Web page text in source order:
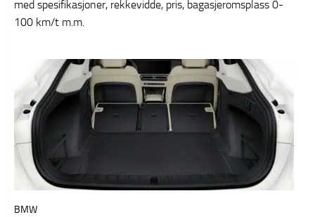
med spesifikasjoner, rekkevidde, pris, bagasjeromsplass 0-
100 km/t m.m.
BMW